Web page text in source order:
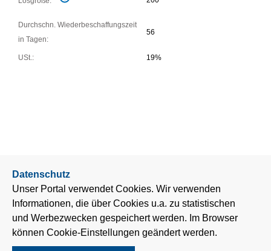
Durchschn. Wiederbeschaffungszeit
in Tagen:
56
USt.: 19%
Datenschutz
Unser Portal verwendet Cookies. Wir verwenden
Informationen, die über Cookies u.a. zu statistischen
und Werbezwecken gespeichert werden. Im Browser
können Cookie-Einstellungen geändert werden.